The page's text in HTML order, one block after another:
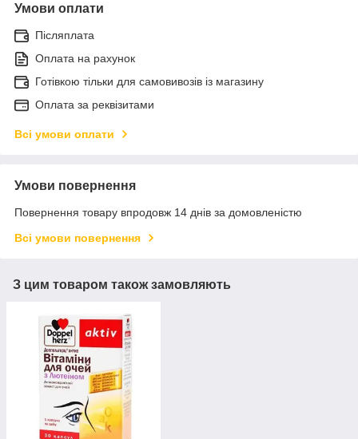
Умови оплати
Післяплата
Оплата на рахунок
Готівкою тільки для самовивозів із магазину
Оплата за реквізитами
Всі умови оплати
Умови повернення
Повернення товару впродовж 14 днів за домовленістю
Всі умови повернення
З цим товаром також замовляють